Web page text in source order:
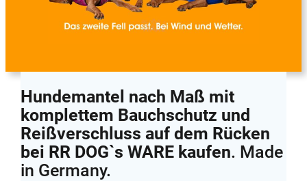
Hundemantel nach Maß mit
komplettem Bauchschutz und
Reißverschluss auf dem Rücken
bei RR DOG`s WARE kaufen. Made
in Germany.